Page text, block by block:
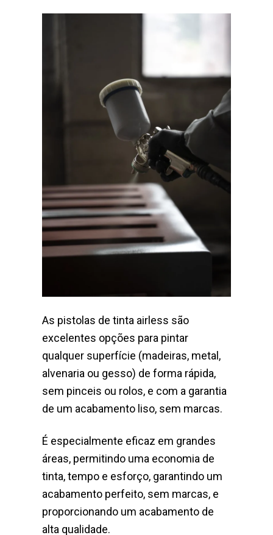
As pistolas de tinta airless são
excelentes opções para pintar
qualquer superfície (madeiras, metal,
alvenaria ou gesso) de forma rápida,
sem pinceis ou rolos, e com a garantia
de um acabamento liso, sem marcas.
É especialmente eficaz em grandes
áreas, permitindo uma economia de
tinta, tempo e esforço, garantindo um
acabamento perfeito, sem marcas, e
proporcionando um acabamento de
alta qualidade.